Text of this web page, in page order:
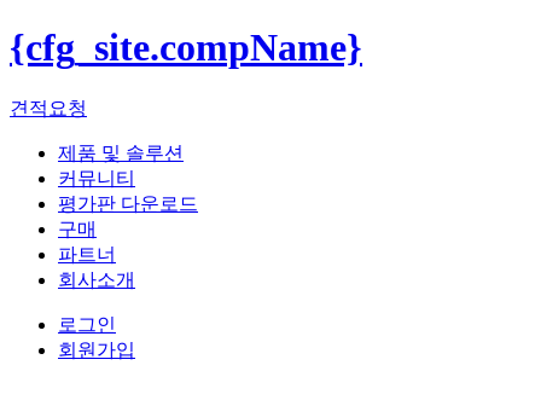
{cfg_site.compName}
견적요청
제품 및 솔루션
커뮤니티
평가판 다운로드
구매
파트너
회사소개
로그인
회원가입